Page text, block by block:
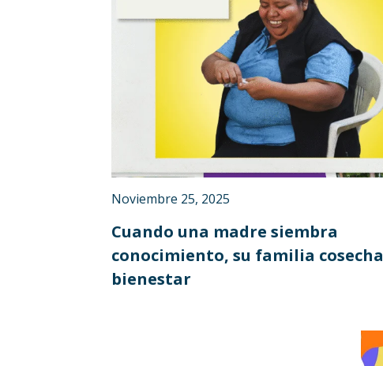
Noviembre 25, 2025
Cuando una madre siembra
conocimiento, su familia cosecha
bienestar